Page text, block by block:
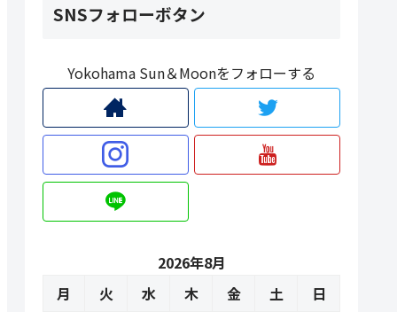
SNSフォローボタン
Yokohama Sun＆Moonをフォローする
2026年8月
月
火 水 木 金 土
日